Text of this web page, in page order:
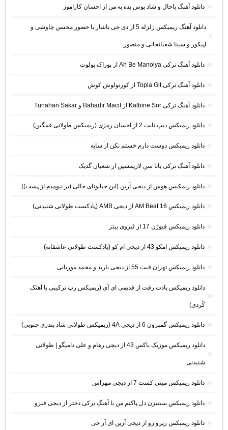
دانلود آهنگ باحال و شاد بوس بده به من از احسان کاراموز
دانلود آهنگ ریمیکس زلزله 5 از دی جی یاشار با حضور محسن چاوشی و
اپیکور و سینا شعبانخانی و منصور
دانلود آهنگ ترکی Ah Be Manolya از بوراک بولوت
دانلود آهنگ ترکی Topla Git از کورتولوش کوش
دانلود آهنگ ترکی Kalbine Sor از Bahadır Macit و Tunahan Sakar
دانلود ریمیکس دیپ نایت 2 از احسان رمزی (ریمیکس طولانی غمگین)
دانلود ریمیکس دوست دارم خستم نکن از سایه
دانلود آهنگ ترکی بانا سن لازیمسین از شعبان گدیک
دانلود ریمکیس هوس از دیجی آرین (این خیابونای خالی (بر نیومدم از پست))
دانلود ریمیکس AM Beat 16 از دیجی AMB (پادکست طولانی شنیدنی)
دانلود ریمیکس فیوژن 17 از لیروی بیتز
دانلود ریمیکس امکو 43 از دیجی ام کو (پادکست طولانی عاشقانه)
دانلود ریمیکس تهران فیت 55 از دیجی باربد و محمد موریانی
دانلود ریمیکس یادت رفت از قدیمی ای آی (ریمیکس رپ ترکیبی با آهنک
کُردی)
دانلود ریمیکس گمبرون 6 از دیجی 4A (ریمیکس طولانی شاد بندری جنوبی)
دانلود ریمیکس موزیک باکس 43 از دیجی رهام و علی دامیگو | طولانی
شنیدنی
دانلود ریمیکس مینی کست 7 از دیجی مهراس
دانلود ریمیکس سیتیزن دل پاکتم من با آهنگ ترکی دختر از دیجی فنزو
دانلود ریمیکس زیرو رو از دیجی آرین ای آر جی